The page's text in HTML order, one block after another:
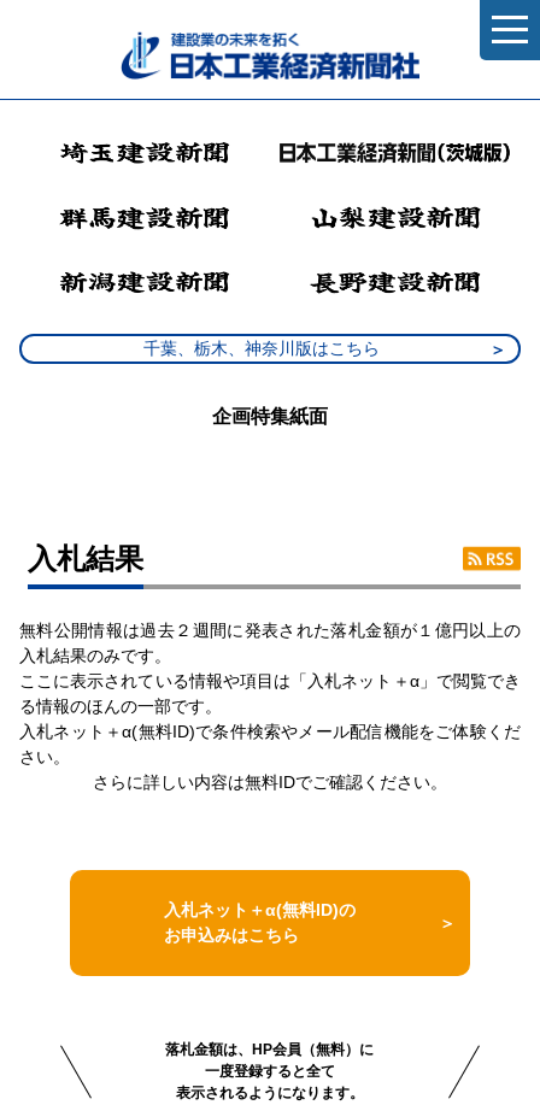
千葉、栃木、神奈川版はこちら
企画特集紙面
⼊札結果
無料公開情報は過去２週間に発表された落札金額が１億円以上の
入札結果のみです。
ここに表示されている情報や項目は「入札ネット＋α」で閲覧でき
る情報のほんの一部です。
入札ネット＋α(無料ID)で条件検索やメール配信機能をご体験くだ
さい。
さらに詳しい内容は無料IDでご確認ください。
入札ネット＋α(無料ID)の
お申込みはこちら
落札金額は、HP会員（無料）に
一度登録すると全て
表示されるようになります。